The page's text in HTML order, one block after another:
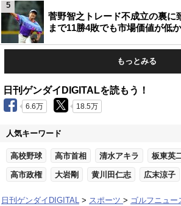
菅野智之トレード不成立の裏に
まで11勝4敗でも市場価値が低
5
もっとみる
日刊ゲンダイDIGITALを読もう！
6.6万 18.5万
人気キーワード
高校野球 高市首相 清水アキラ 板東英
高市政権 大岩剛 黄川田仁志 広末涼子
日刊ゲンダイDIGITAL スポーツ ゴルフニュー